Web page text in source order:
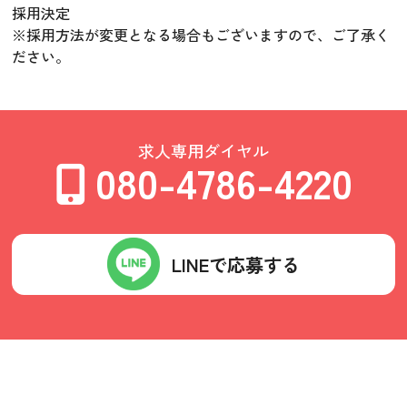
採用決定
※採用方法が変更となる場合もございますので、ご了承く
ださい。
求人専用ダイヤル
080-4786-4220
LINEで応募する